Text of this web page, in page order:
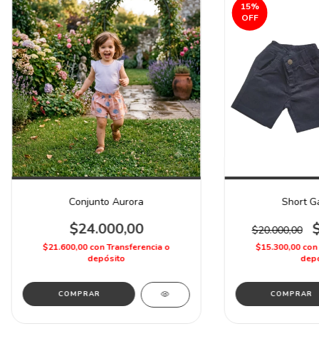
Conjunto Aurora
$24.000,00
$21.600,00conTransferencia o
depósito
COMPRAR
15%
OFF
Short
$20.000,00
$15.300,00con
COMPRAR